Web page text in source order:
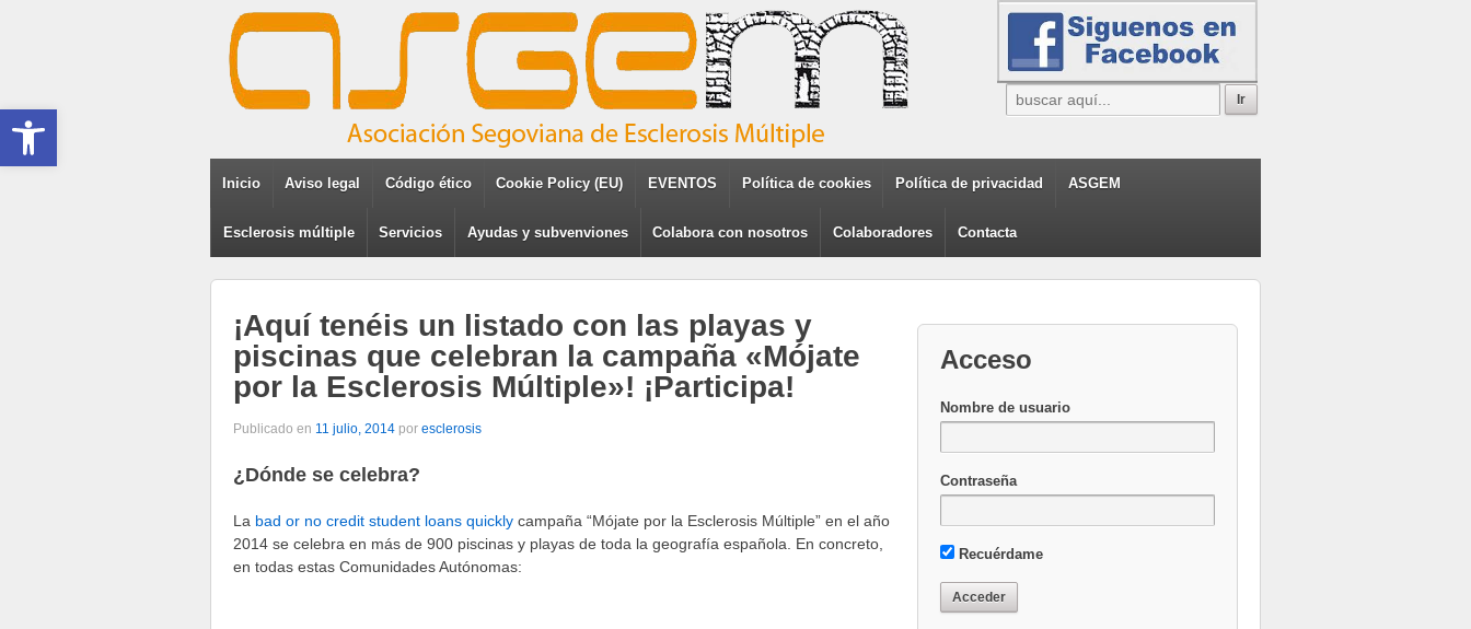
Inicio Aviso legal Código ético Cookie Policy (EU) EVENTOS Política de cookies Política de privacidad ASGEM
Esclerosis múltiple Servicios Ayudas y subvenviones Colabora con nosotros Colaboradores Contacta
¡Aquí tenéis un listado con las playas y
piscinas que celebran la campaña «Mójate
por la Esclerosis Múltiple»! ¡Participa!
Publicado en 11 julio, 2014 por esclerosis
¿Dónde se celebra?
La bad or no credit student loans quickly campaña “Mójate por la Esclerosis Múltiple” en el año
2014 se celebra en más de 900 piscinas y playas de toda la geografía española. En concreto,
en todas estas Comunidades Autónomas:
Acceso
Nombre de usuario
Contraseña
Recuérdame
Abrir barra de herramientas